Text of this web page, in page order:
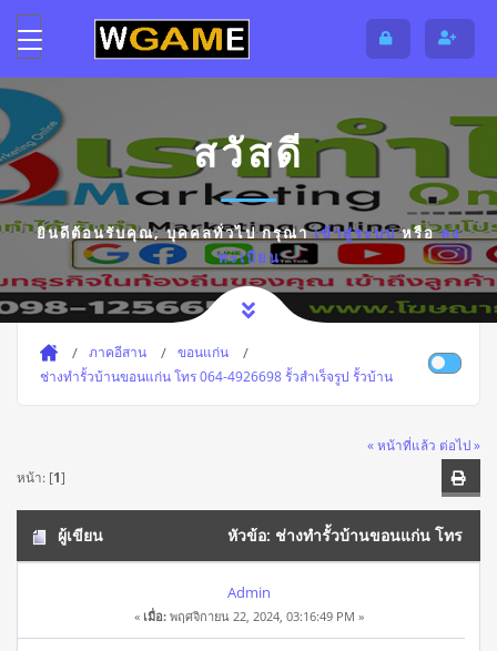
สวัสดี
ยินดีต้อนรับคุณ,บุคคลทั่วไปกรุณาเข้าสู่ระบบหรือลง
ทะเบียน
ภาคอีสาน
ขอนแก่น
ช่างทำรั้วบ้านขอนแก่น โทร 064-4926698 รั้วสำเร็จรูป รั้วบ้าน
« หน้าที่แล้ว ต่อไป »
หน้า: [1]
ผู้เขียน หัวข้อ: ช่างทำรั้วบ้านขอนแก่น โทร
064-4926698 รั้วสำเร็จรูป รั้วบ้าน (อ่าน 10411 ครั้ง)
Admin
« เมื่อ:พฤศจิกายน 22, 2024, 03:16:49 PM »